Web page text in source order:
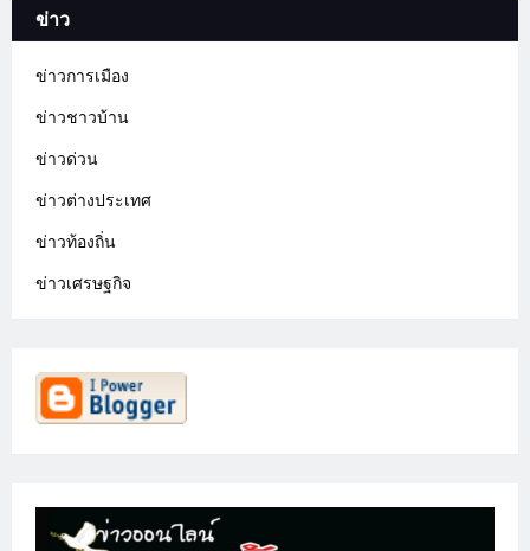
ข่าว
ข่าวการเมือง
ข่าวชาวบ้าน
ข่าวด่วน
ข่าวต่างประเทศ
ข่าวท้องถิ่น
ข่าวเศรษฐกิจ